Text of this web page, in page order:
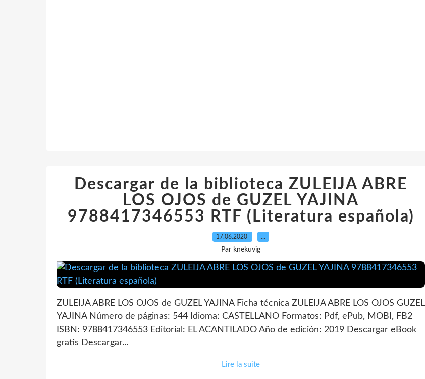
Descargar de la biblioteca ZULEIJA ABRE
LOS OJOS de GUZEL YAJINA
9788417346553 RTF (Literatura española)
17.06.2020 …
Par knekuvig
ZULEIJA ABRE LOS OJOS de GUZEL YAJINA Ficha técnica ZULEIJA ABRE LOS OJOS GUZEL
YAJINA Número de páginas: 544 Idioma: CASTELLANO Formatos: Pdf, ePub, MOBI, FB2
ISBN: 9788417346553 Editorial: EL ACANTILADO Año de edición: 2019 Descargar eBook
gratis Descargar...
Lire la suite